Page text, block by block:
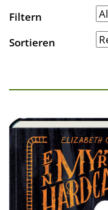
Filtern
Sortieren